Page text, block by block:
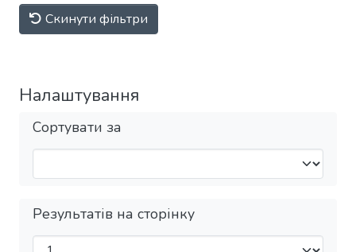
Скинути фільтри
Налаштування
Сортувати за
Результатів на сторінку